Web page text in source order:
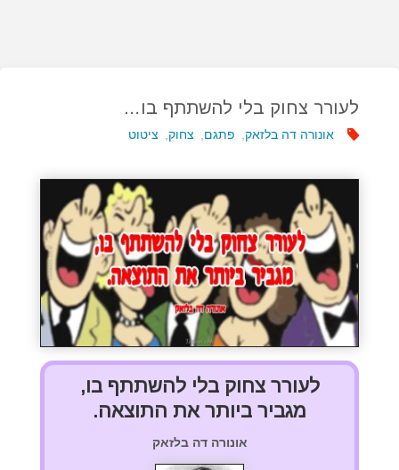
לעורר צחוק בלי להשתתף בו…
אונורה דה בלזאק פתגם צחוק ציטוט
לעורר צחוק בלי להשתתף בו,
מגביר ביותר את התוצאה.
אונורה דה בלזאק